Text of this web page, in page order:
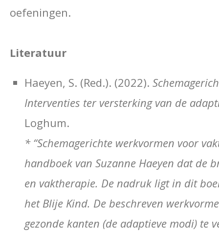
oefeningen.
Literatuur
Haeyen, S. (Red.). (2022).
Interventies ter versterking van de
Loghum.
* “Schemagerichte werkvormen voor
handboek van Suzanne Haeyen dat de
en vaktherapie. De nadruk ligt in dit
het Blije Kind. De beschreven
gezonde kanten (de adaptieve modi) te